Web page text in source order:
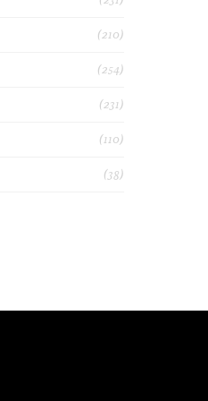
(210)
(254)
(231)
(110)
(38)